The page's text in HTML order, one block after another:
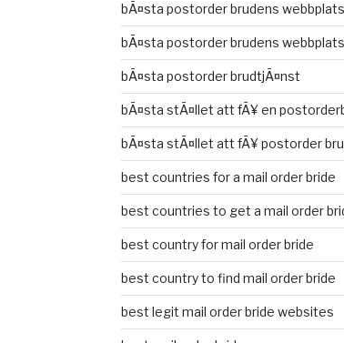
bÃ¤sta postorder brudens
bÃ¤sta postorder brudens
bÃ¤sta postorder brudtjÃ¤nst
bÃ¤sta stÃ¤llet att fÃ¥ en
bÃ¤sta stÃ¤llet att fÃ¥ postorder
best countries for a mail order bride
best countries to get a mail order
best country for mail order bride
best country to find mail order bride
best legit mail order bride websites